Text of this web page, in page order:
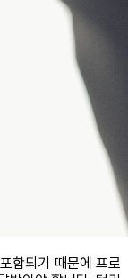
함되기 때문에 프로